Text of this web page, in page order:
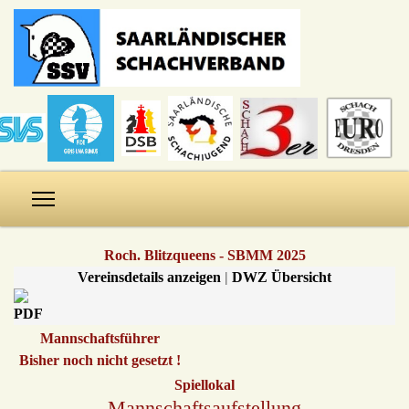
Roch. Blitzqueens - SBMM 2025
Vereinsdetails anzeigen | DWZ Übersicht
Mannschaftsführer
Bisher noch nicht gesetzt !
Spiellokal